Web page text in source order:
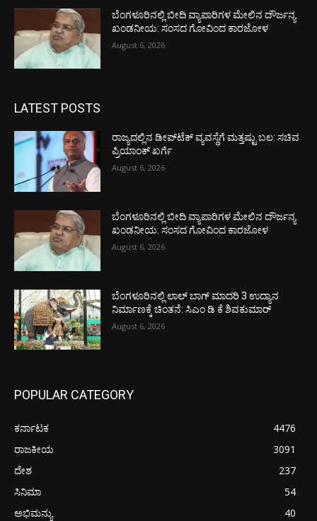
ಬೆಂಗಳೂರಿನಲ್ಲಿ ಬೀದಿ ವ್ಯಾಪಾರಿಗಳ ಮೇಲಿನ ದೌರ್ಜನ್ಯ
ಖಂಡನೀಯ: ಸಂಸದ ಗೋವಿಂದ ಕಾರಜೋಳ
August 6, 2026
LATEST POSTS
ರಾಜ್ಯದಲ್ಲಿನ ಡೀಪ್‌ಟೆಕ್‌ ವ್ಯವಸ್ಥೆಗೆ ಮತ್ತಷ್ಟು ಬಲ: ಸಚಿವ
ಪ್ರಿಯಾಂಕ್ ಖರ್ಗೆ
August 6, 2026
ಬೆಂಗಳೂರಿನಲ್ಲಿ ಬೀದಿ ವ್ಯಾಪಾರಿಗಳ ಮೇಲಿನ ದೌರ್ಜನ್ಯ
ಖಂಡನೀಯ: ಸಂಸದ ಗೋವಿಂದ ಕಾರಜೋಳ
August 6, 2026
ಬೆಂಗಳೂರಿನಲ್ಲಿ ಲಾಲ್ ಬಾಗ್ ಮಾದರಿ 3 ಉದ್ಯಾನ
ನಿರ್ಮಾಣಕ್ಕೆ ಚಿಂತನೆ: ಸಿಎಂ ಡಿ ಕೆ ಶಿವಕುಮಾರ್
August 6, 2026
POPULAR CATEGORY
ಕರ್ನಾಟಕ
4476
ರಾಜಕೀಯ
3091
ದೇಶ
237
ಸಿನಿಮಾ
54
ಅಭಿಮನ್ಯು
40